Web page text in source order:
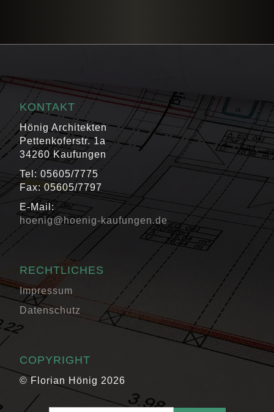
KONTAKT
Hönig Architekten
Pettenkoferstr. 1a
34260 Kaufungen
Tel: 05605/7775
Fax: 05605/7797
E-Mail:
hoenig@hoenig-kaufungen.de
RECHTLICHES
Impressum
Datenschutz
COPYRIGHT
© Florian Hönig 2026